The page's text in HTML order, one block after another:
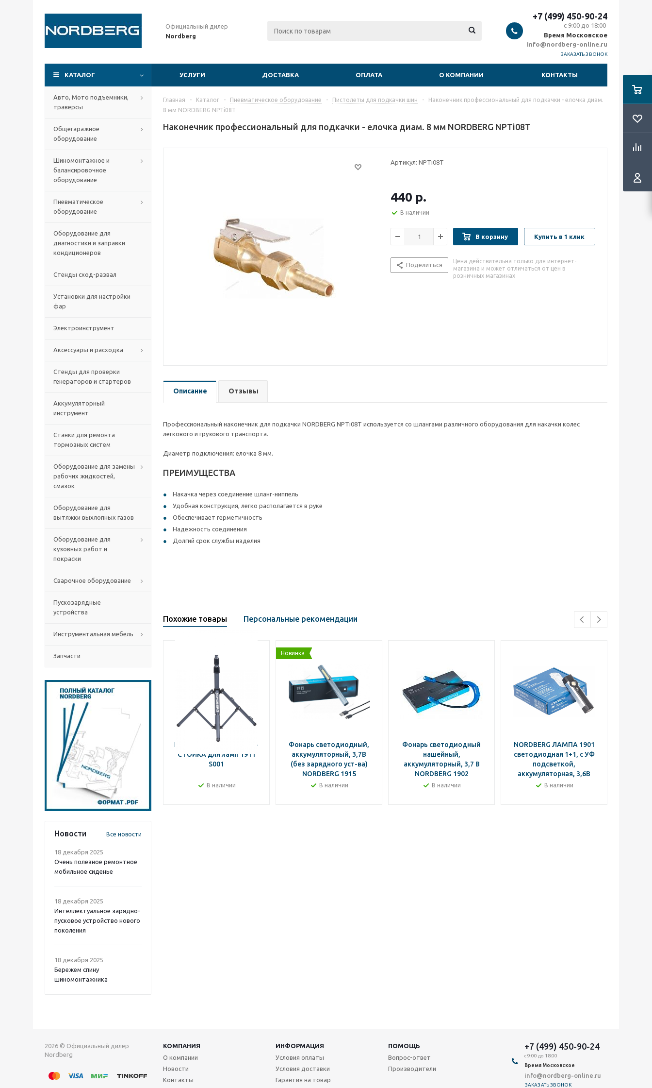
Официальный дилер
Nordberg
+7 (499) 450-90-24
с 9:00 до 18:00
Время Московское
info@nordberg-online.ru
ЗАКАЗАТЬ ЗВОНОК
КАТАЛОГ УСЛУГИ ДОСТАВКА ОПЛАТА О КОМПАНИИ КОНТАКТЫ
Авто, Мото подъемники,
траверсы
Общегаражное
оборудование
Шиномонтажное и
балансировочное
оборудование
Пневматическое
оборудование
Оборудование для
диагностики и заправки
кондиционеров
Стенды сход-развал
Установки для настройки
фар
Электроинструмент
Аксессуары и расходка
Стенды для проверки
генераторов и стартеров
Аккумуляторный
инструмент
Станки для ремонта
тормозных систем
Оборудование для замены
рабочих жидкостей,
смазок
Оборудование для
вытяжки выхлопных газов
Оборудование для
кузовных работ и
покраски
Сварочное оборудование
Пускозарядные
устройства
Инструментальная мебель
Запчасти
Новости Все новости
18 декабря 2025
Очень полезное ремонтное
мобильное сиденье
18 декабря 2025
Интеллектуальное зарядно-
пусковое устройство нового
поколения
18 декабря 2025
Бережем спину
шиномонтажника
Главная - Каталог - Пневматическое оборудование - Пистолеты для подкачки шин -
Наконечник профессиональный для подкачки - елочка диам.
8 мм NORDBERG NPTi08T
Наконечник профессиональный для подкачки - елочка диам. 8 мм NORDBERG NPTi08T
Артикул: NPTi08T
440 р.
В наличии
В корзину Купить в 1 клик
Поделиться
Цена действительна только для интернет-
магазина и может отличаться от цен в
розничных магазинах
Описание Отзывы
Профессиональный наконечник для подкачки NORDBERG NPTi08T используется со шлангами различного оборудования для накачки колес
легкового и грузового транспорта.
Диаметр подключения: елочка 8 мм.
ПРЕИМУЩЕСТВА
Накачка через соединение шланг-ниппель
Удобная конструкция, легко располагается в руке
Обеспечивает герметичность
Надежность соединения
Долгий срок службы изделия
Похожие товары Персональные рекомендации
NORDBERG ДЕРЖАТЕЛЬ-
СТОЙКА для ламп 1911
S001
В наличии
Новинка
Фонарь светодиодный,
аккумуляторный, 3,7В
(без зарядного уст-ва)
NORDBERG 1915
В наличии
Фонарь светодиодный
нашейный,
аккумуляторный, 3,7 В
NORDBERG 1902
В наличии
NORDBERG ЛАМПА 1901
светодиодная 1+1, с УФ
подсветкой,
аккумуляторная, 3,6В
В наличии
2026 © Официальный дилер
Nordberg
КОМПАНИЯ ИНФОРМАЦИЯ
ПОМОЩЬ
О компании
Новости
Контакты
Условия оплаты
Условия доставки
Гарантия на товар
Вопрос-ответ
Производители
+7 (499) 450-90-24
с 9:00 до 18:00
Время Московское
info@nordberg-online.ru
ЗАКАЗАТЬ ЗВОНОК